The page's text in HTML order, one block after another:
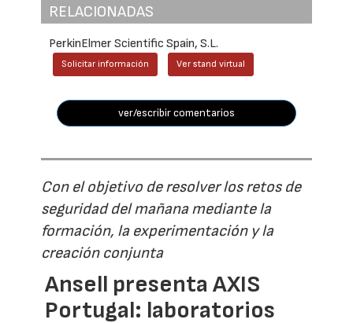
RELACIONADAS
PerkinElmer Scientific Spain, S.L.
Solicitar información Ver stand virtual
ver/escribir comentarios
Con el objetivo de resolver los retos de
seguridad del mañana mediante la
formación, la experimentación y la
creación conjunta
Ansell presenta AXIS
Portugal: laboratorios